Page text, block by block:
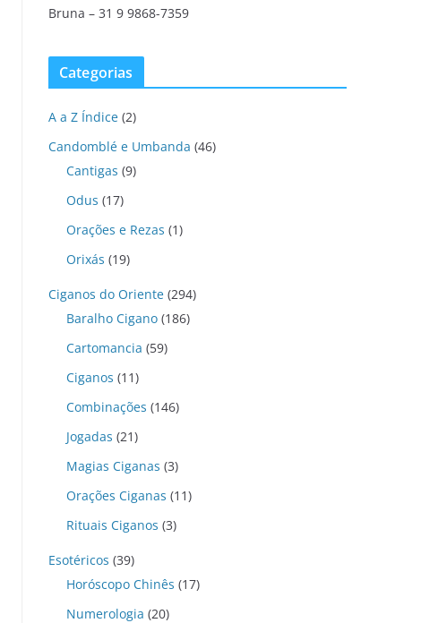
Bruna – 31 9 9868-7359
Categorias
A a Z Índice (2)
Candomblé e Umbanda (46)
Cantigas (9)
Odus (17)
Orações e Rezas (1)
Orixás (19)
Ciganos do Oriente (294)
Baralho Cigano (186)
Cartomancia (59)
Ciganos (11)
Combinações (146)
Jogadas (21)
Magias Ciganas (3)
Orações Ciganas (11)
Rituais Ciganos (3)
Esotéricos (39)
Horóscopo Chinês (17)
Numerologia (20)